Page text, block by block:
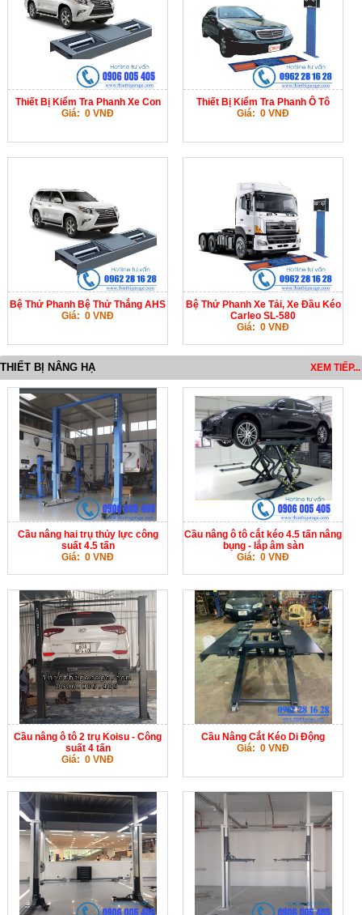
Thiết Bị Kiểm Tra Phanh Xe Con
Giá: 0 VNĐ
Thiết Bị Kiểm Tra Phanh Ô Tô
Giá: 0 VNĐ
Bệ Thử Phanh Bệ Thử Thắng AHS
Giá: 0 VNĐ
Bệ Thử Phanh Xe Tải, Xe Đầu Kéo
Carleo SL-580
Giá: 0 VNĐ
THIẾT BỊ NÂNG HẠ XEM TIẾP...
Cầu nâng hai trụ thủy lực công
suất 4.5 tấn
Giá: 0 VNĐ
Cầu nâng ô tô cắt kéo 4.5 tấn nâng
bụng - lắp âm sàn
Giá: 0 VNĐ
Cầu nâng ô tô 2 trụ Koisu - Công
suất 4 tấn
Giá: 0 VNĐ
Cầu Nâng Cắt Kéo Di Động
Giá: 0 VNĐ